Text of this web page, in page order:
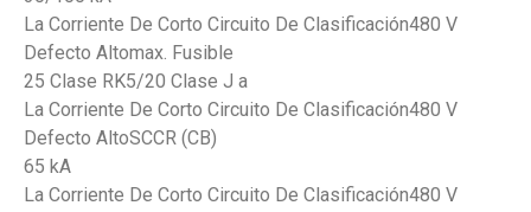
La Corriente De Corto Circuito De Clasificación480 V
Defecto Altomax. Fusible
25 Clase RK5/20 Clase J a
La Corriente De Corto Circuito De Clasificación480 V
Defecto AltoSCCR (CB)
65 kA
La Corriente De Corto Circuito De Clasificación480 V